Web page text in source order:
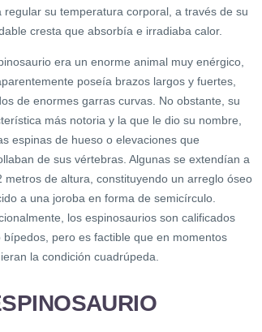
regular su temperatura corporal, a través de su
cresta que absorbía e irradiaba calor.
era un enorme animal muy enérgico,
poseía brazos largos y fuertes,
de enormes garras curvas. No obstante, su
más notoria y la que le dio su nombre,
espinas de hueso o elevaciones que
de sus vértebras. Algunas se extendían a
metros de altura, constituyendo un arreglo óseo
a una joroba en forma de semicírculo.
los espinosaurios son calificados
bípedos, pero es factible que en momentos
la condición cuadrúpeda.